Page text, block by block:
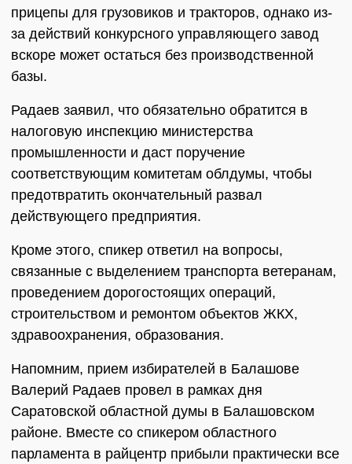
прицепы для грузовиков и тракторов, однако из-
за действий конкурсного управляющего завод
вскоре может остаться без производственной
базы.
Радаев заявил, что обязательно обратится в
налоговую инспекцию министерства
промышленности и даст поручение
соответствующим комитетам облдумы, чтобы
предотвратить окончательный развал
действующего предприятия.
Кроме этого, спикер ответил на вопросы,
связанные с выделением транспорта ветеранам,
проведением дорогостоящих операций,
строительством и ремонтом объектов ЖКХ,
здравоохранения, образования.
Напомним, прием избирателей в Балашове
Валерий Радаев провел в рамках дня
Саратовской областной думы в Балашовском
районе. Вместе со спикером областного
парламента в райцентр прибыли практически все